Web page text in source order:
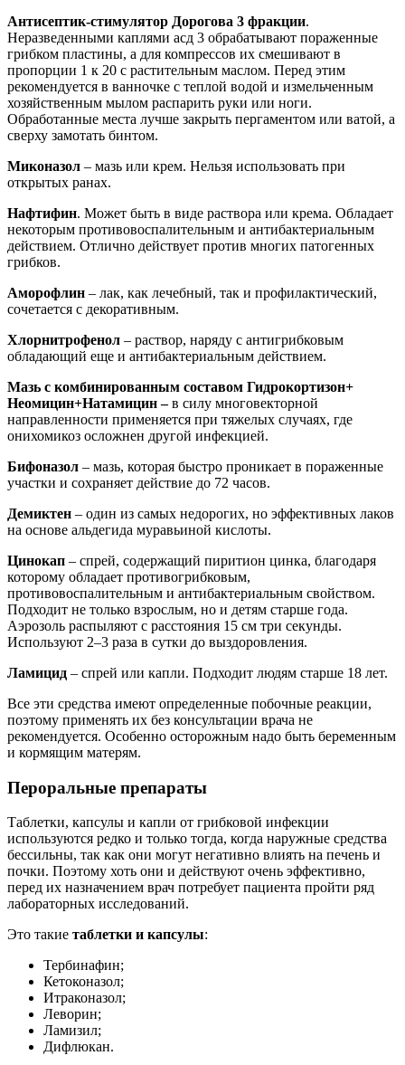
Антисептик-стимулятор Дорогова 3 фракции.
Неразведенными каплями асд 3 обрабатывают пораженные
грибком пластины, а для компрессов их смешивают в
пропорции 1 к 20 с растительным маслом. Перед этим
рекомендуется в ванночке с теплой водой и измельченным
хозяйственным мылом распарить руки или ноги.
Обработанные места лучше закрыть пергаментом или ватой, а
сверху замотать бинтом.
Миконазол – мазь или крем. Нельзя использовать при
открытых ранах.
Нафтифин. Может быть в виде раствора или крема. Обладает
некоторым противовоспалительным и антибактериальным
действием. Отлично действует против многих патогенных
грибков.
Аморофлин – лак, как лечебный, так и профилактический,
сочетается с декоративным.
Хлорнитрофенол – раствор, наряду с антигрибковым
обладающий еще и антибактериальным действием.
Мазь с комбинированным составом Гидрокортизон+
Неомицин+Натамицин –в силу многовекторной
направленности применяется при тяжелых случаях, где
онихомикоз осложнен другой инфекцией.
Бифоназол – мазь, которая быстро проникает в пораженные
участки и сохраняет действие до 72 часов.
Демиктен – один из самых недорогих, но эффективных лаков
на основе альдегида муравьиной кислоты.
Цинокап – спрей, содержащий пиритион цинка, благодаря
которому обладает противогрибковым,
противовоспалительным и антибактериальным свойством.
Подходит не только взрослым, но и детям старше года.
Аэрозоль распыляют с расстояния 15 см три секунды.
Используют 2–3 раза в сутки до выздоровления.
Ламицид – спрей или капли. Подходит людям старше 18 лет.
Все эти средства имеют определенные побочные реакции,
поэтому применять их без консультации врача не
рекомендуется. Особенно осторожным надо быть беременным
и кормящим матерям.
Пероральные препараты
Таблетки, капсулы и капли от грибковой инфекции
используются редко и только тогда, когда наружные средства
бессильны, так как они могут негативно влиять на печень и
почки. Поэтому хоть они и действуют очень эффективно,
перед их назначением врач потребует пациента пройти ряд
лабораторных исследований.
Это такие таблетки и капсулы:
Тербинафин;
Кетоконазол;
Итраконазол;
Леворин;
Ламизил;
Дифлюкан.